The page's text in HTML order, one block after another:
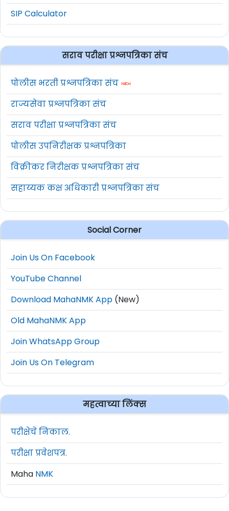
SIP Calculator
सराव परीक्षा प्रश्नपत्रिका संच
पोलीस भरती प्रश्नपत्रिका संच
राज्यसेवा प्रश्नपत्रिका संच
सराव परीक्षा प्रश्नपत्रिका संच
पोलीस उपनिरीक्षक प्रश्नपत्रिका
विक्रीकर निरीक्षक प्रश्नपत्रिका संच
सहाय्यक कक्ष अधिकारी प्रश्नपत्रिका संच
Social Corner
Join Us On Facebook
YouTube Channel
Download MahaNMK App (New)
Old MahaNMK App
Join WhatsApp Group
Join Us On Telegram
महत्वाच्या लिंक्स
परीक्षेचे निकाल.
परीक्षा प्रवेशपत्र.
Maha NMK